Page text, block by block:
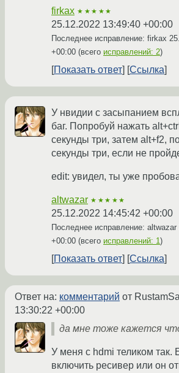
firkax ★★★★★
25.12.2022 13:49:40 +00:00
Последнее исправление: firkax
+00:00 (всего исправлений: 2)
Показать ответ Ссылка
У нвидии с засыпанием
баг. Попробуй нажать
секунды три, затем alt+f2,
секунды три, если не
edit: увидел, ты уже
altwazar ★★★★★
25.12.2022 14:45:42 +00:00
Последнее исправление: altwazar
+00:00 (всего исправлений: 1)
Показать ответ Ссылка
Ответ на: комментарий от
13:30:22 +00:00
да мне тоже кажется
У меня с hdmi теликом так.
включить ресивер или он